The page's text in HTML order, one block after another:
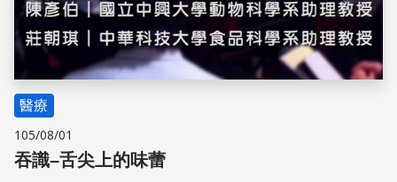
醫療
105/08/01
吞識–舌尖上的味蕾